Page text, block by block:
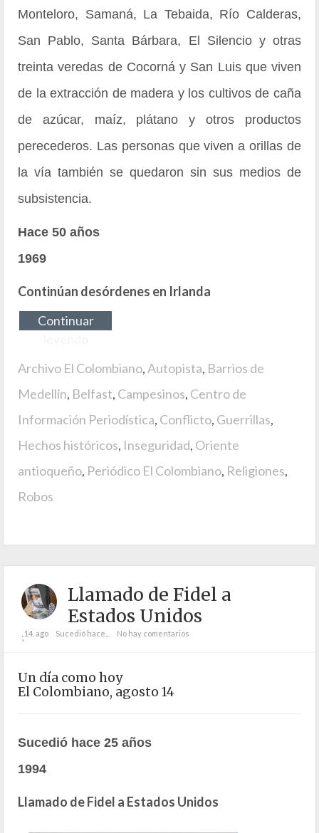
Monteloro, Samaná, La Tebaida, Río Calderas,
San Pablo, Santa Bárbara, El Silencio y otras
treinta veredas de Cocorná y San Luis que viven
de la extracción de madera y los cultivos de caña
de azúcar, maíz, plátano y otros productos
perecederos. Las personas que viven a orillas de
la vía también se quedaron sin sus medios de
subsistencia.
Hace 50 años
1969
Continúan desórdenes en Irlanda
Continuar
Archivo El Colombiano,Autopista, Barrios de
Medellín, Belfast, Campesinos, Centro de
Información Periodística, Conflicto, Guerrillas,
Hechos históricos, Inseguridad, Oriente
antioqueño, Periódico El Colombiano, Religiones,
Robos
Llamado de Fidel a
Estados Unidos
;14. ago Sucedió hace... No hay comentarios
Un día como hoy
El Colombiano, agosto 14
Sucedió hace 25 años
1994
Llamado de Fidel a Estados Unidos